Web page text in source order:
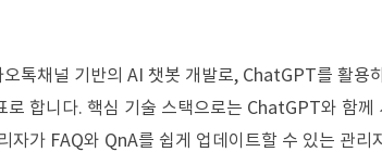
톡채널 기반의 AI 챗봇 개발로, ChatGPT를 활용
로 합니다. 핵심 기술 스택으로는 ChatGPT와 함께
자가 FAQ와 QnA를 쉽게 업데이트할 수 있는 관리